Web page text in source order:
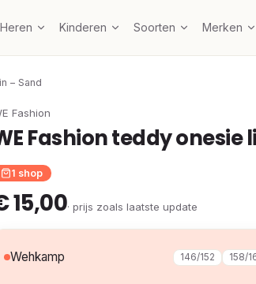
Heren Kinderen Soorten Merken
– Sand
Fashion
Fashion teddy
1 shop
15,00· prijs zoals laatste update
Wehkamp 146/152 158/